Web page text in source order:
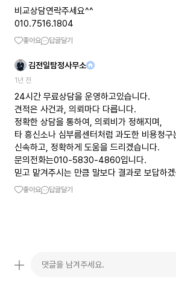
비교상담연락주세요^^
010.7516.1804
좋아요 답글달기
김전일탐정사무소
1년 전
24시간 무료상담을 운영하고있습니다.
견적은 사건과, 의뢰마다 다릅니다.
정확한 상담을 통하여, 의뢰비가 정해지며,
타 흥신소나 심부름센터처럼 과도한 비용청
신속하고, 정확하게 도움을 드리겠습니다.
문의전화는010-5830-4860입니다.
믿고 맡겨주시는 만큼 말보다 결과로 보답하
좋아요 답글달기